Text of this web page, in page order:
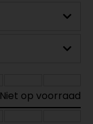
Niet op voorraad